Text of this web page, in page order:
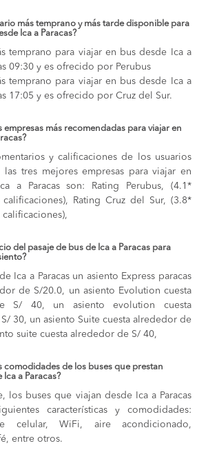
más temprano y más tarde disponible para
Ica a Paracas?
temprano para viajar en bus desde Ica a
09:30 y es ofrecido por Perubus
temprano para viajar en bus desde Ica a
17:05 y es ofrecido por Cruz del Sur.
empresas más recomendadas para viajar en
y calificaciones de los usuarios
tres mejores empresas para viajar en
a Paracas son: Rating Perubus, (4.1*
Rating Cruz del Sur, (3.8*
calificaciones),
del pasaje de bus de Ica a Paracas para
Ica a Paracas un asiento Express paracas
de S/20.0, un asiento Evolution cuesta
S/ 40, un asiento evolution cuesta
30, un asiento Suite cuesta alrededor de
suite cuesta alrededor de S/ 40,
comodidades de los buses que prestan
a Paracas?
los buses que viajan desde Ica a Paracas
características y comodidades:
celular, WiFi, aire acondicionado,
entre otros.